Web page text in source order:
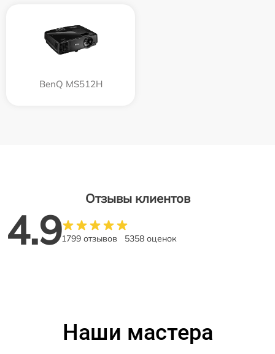
BenQ MS512H
Отзывы клиентов
4.91799 отзывов 5358 оценок
Наши мастера